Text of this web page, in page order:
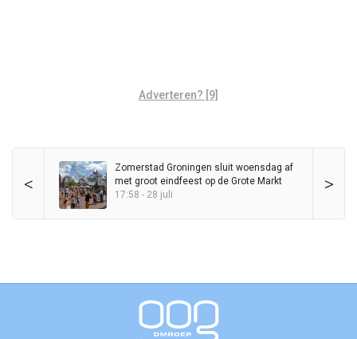
Adverteren? [9]
< >
Zomerstad Groningen sluit woensdag af
met groot eindfeest op de Grote Markt
17:58 - 28 juli